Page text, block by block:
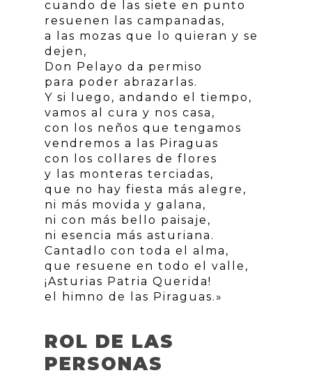
cuando de las siete en punto
resuenen las campanadas,
a las mozas que lo quieran y se
dejen,
Don Pelayo da permiso
para poder abrazarlas.
Y si luego, andando el tiempo,
vamos al cura y nos casa,
con los neños que tengamos
vendremos a las Piraguas
con los collares de flores
y las monteras terciadas,
que no hay fiesta más alegre,
ni más movida y galana,
ni con más bello paisaje,
ni esencia más asturiana.
Cantadlo con toda el alma,
que resuene en todo el valle,
¡Asturias Patria Querida!
el himno de las Piraguas.»
ROL DE LAS
PERSONAS